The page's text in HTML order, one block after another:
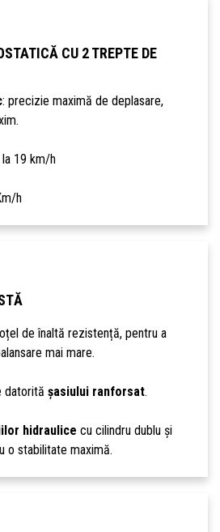
CU 2 TREPTE DE
: precizie maximă de deplasare,
19 km/h
h
de înaltă rezistență, pentru a
mai mare.
datorită șasiului ranforsat.
hidraulice cu cilindru dublu și
o stabilitate maximă.